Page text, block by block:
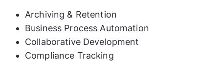
Archiving & Retention
Business Process Automation
Collaborative Development
Compliance Tracking